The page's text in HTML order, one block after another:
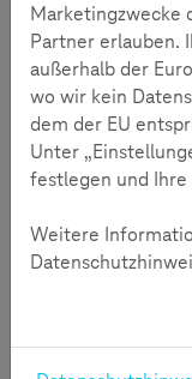
Marketingzwecke
Partner erlauben.
außerhalb der
wo wir kein
dem der EU
Unter
festlegen und
Weitere